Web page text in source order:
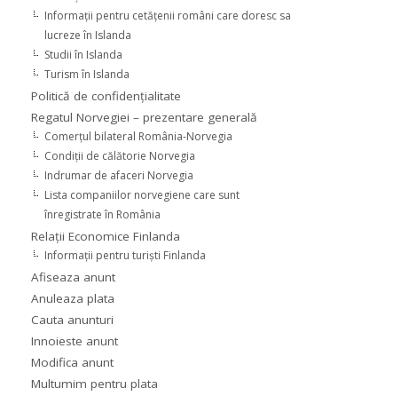
Informaţii pentru cetăţenii români care doresc sa
lucreze în Islanda
Studii în Islanda
Turism în Islanda
Politică de confidențialitate
Regatul Norvegiei – prezentare generală
Comerţul bilateral România-Norvegia
Condiții de călătorie Norvegia
Indrumar de afaceri Norvegia
Lista companiilor norvegiene care sunt
înregistrate în România
Relaţii Economice Finlanda
Informaţii pentru turişti Finlanda
Afiseaza anunt
Anuleaza plata
Cauta anunturi
Innoieste anunt
Modifica anunt
Multumim pentru plata